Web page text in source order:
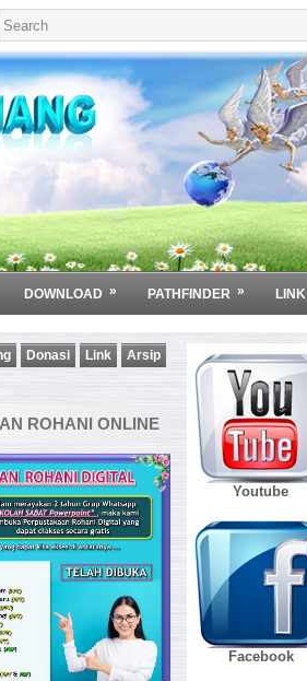
DOWNLOAD » PATHFINDER » LINK
Donasi Link Arsip
ROHANI ONLINE
Youtube
Facebook